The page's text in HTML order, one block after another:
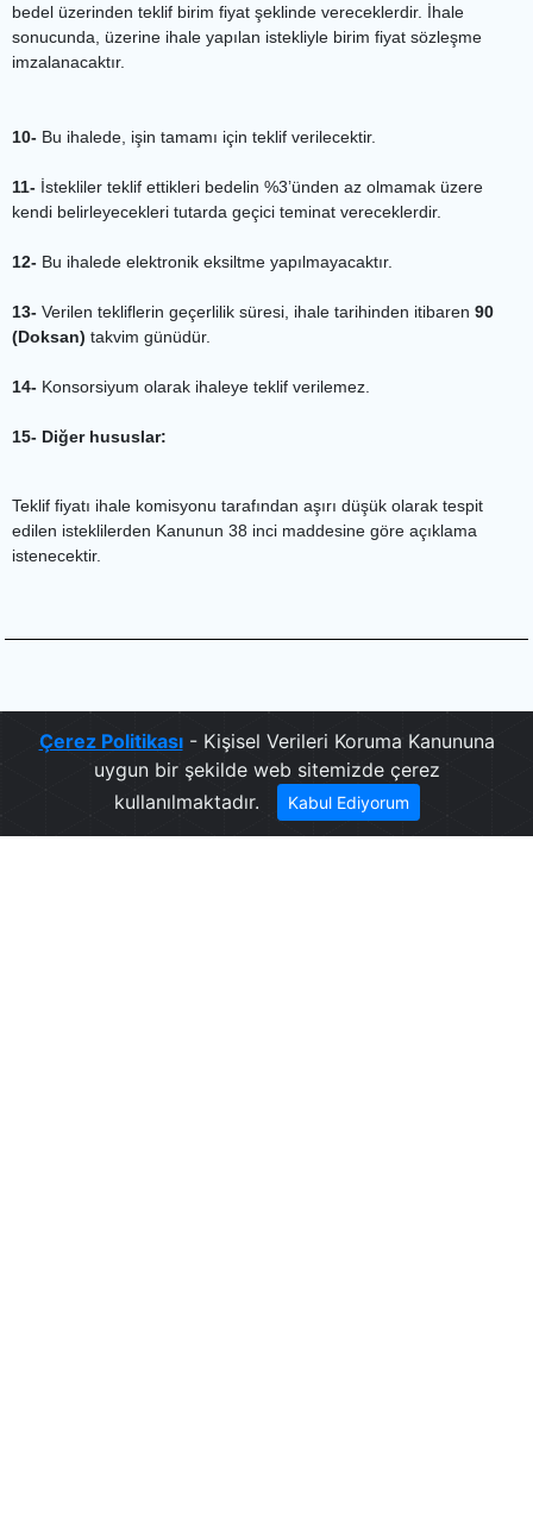
bedel üzerinden teklif birim fiyat şeklinde vereceklerdir. İhale
sonucunda, üzerine ihale yapılan istekliyle birim fiyat sözleşme
imzalanacaktır.
10- Bu ihalede, işin tamamı için teklif verilecektir.
11- İstekliler teklif ettikleri bedelin %3’ünden az olmamak üzere
kendi belirleyecekleri tutarda geçici teminat vereceklerdir.
12- Bu ihalede elektronik eksiltme yapılmayacaktır.
13- Verilen tekliflerin geçerlilik süresi, ihale tarihinden itibaren 90
(Doksan) takvim günüdür.
14- Konsorsiyum olarak ihaleye teklif verilemez.
15- Diğer hususlar:
Teklif fiyatı ihale komisyonu tarafından aşırı düşük olarak tespit
edilen isteklilerden Kanunun 38 inci maddesine göre açıklama
istenecektir.
Çerez Politikası- Kişisel Verileri Koruma Kanununa
uygun bir şekilde web sitemizde çerez
kullanılmaktadır.
Kabul Ediyorum